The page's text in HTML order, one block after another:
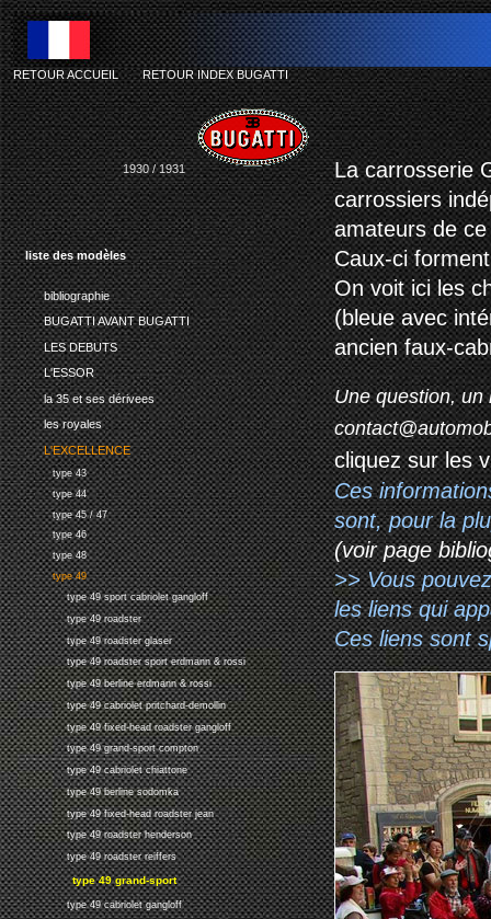
liste des modèles
bibliographie
BUGATTI AVANT BUGATTI
LES DEBUTS
L'ESSOR
la 35 et ses dérivees
les royales
L'EXCELLENCE
type 43
type 44
type 45 / 47
type 46
type 48
type 49
type 49 sport cabriolet gangloff
type 49 roadster
type 49 roadster glaser
type 49 roadster sport erdmann & rossi
type 49 berline erdmann & rossi
type 49 cabriolet pritchard-demollin
type 49 fixed-head roadster gangloff
type 49 grand-sport compton
type 49 cabriolet chiattone
type 49 berline sodomka
type 49 fixed-head roadster jean
type 49 roadster henderson
type 49 roadster reiffers
type 49 grand-sport
type 49 cabriolet gangloff
RETOUR ACCUEIL-RETOUR INDEX BUGATTI
1930 / 1931
La carrosserie
carrossiers
amateurs de
Caux-ci
On voit ici les
(bleue avec
ancien faux-
Une question, un
cliquez sur les
Ces
sont, pour la
(voir page
>> Vous
les liens qui
Ces liens sont